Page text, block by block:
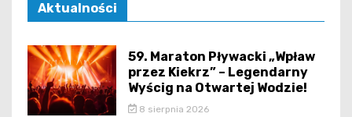
Aktualności
59. Maraton Pływacki „Wpław
przez Kiekrz” – Legendarny
Wyścig na Otwartej Wodzie!
8 sierpnia 2026